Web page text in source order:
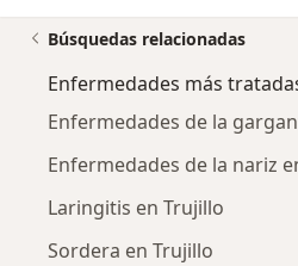
Búsquedas relacionadas
Enfermedades más
Enfermedades de la
Enfermedades de la nariz
Laringitis en Trujillo
Sordera en Trujillo